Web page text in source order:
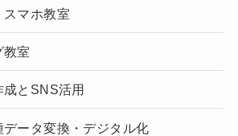
マホ教室
教室
とSNS活用
データ変換・デジタル化